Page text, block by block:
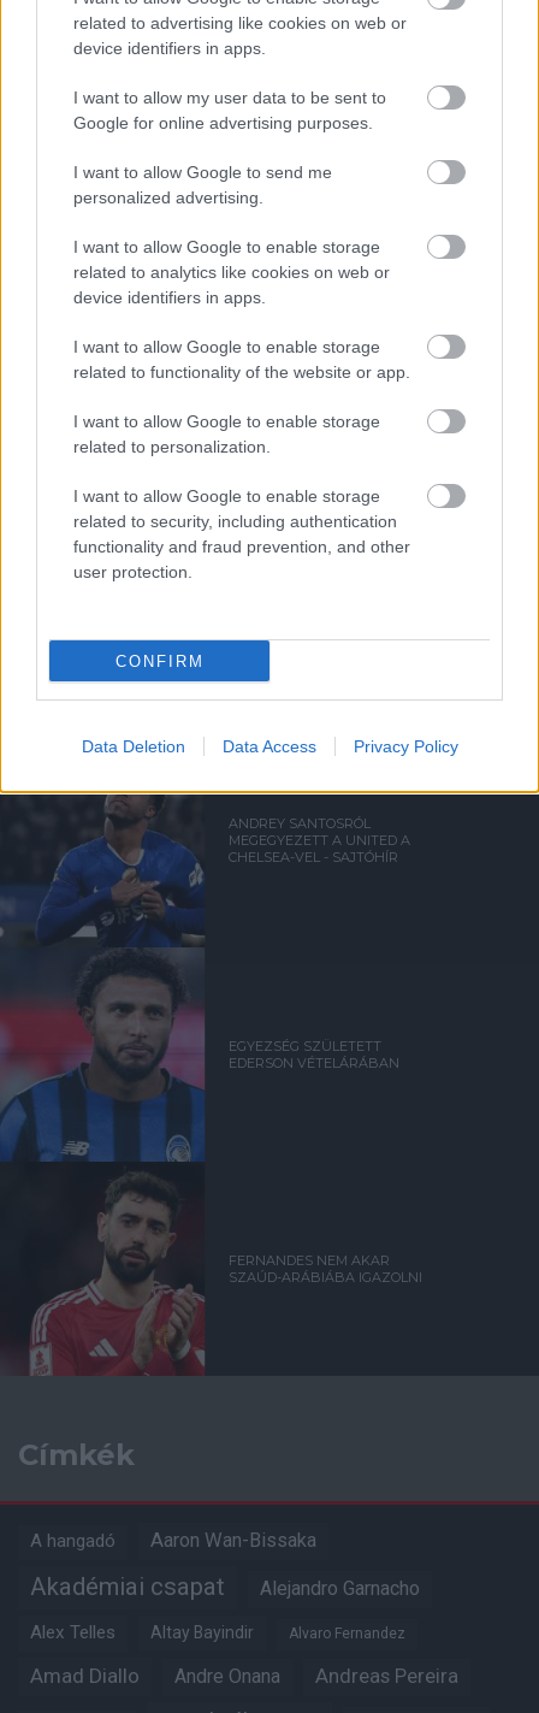
related to advertising like cookies on web or
device identifiers in apps.
I want to allow my user data to be sent to
Google for online advertising purposes.
I want to allow Google to send me
personalized advertising.
I want to allow Google to enable storage
related to analytics like cookies on web or
device identifiers in apps.
I want to allow Google to enable storage
related to functionality of the website or app.
I want to allow Google to enable storage
related to personalization.
I want to allow Google to enable storage
related to security, including authentication
functionality and fraud prevention, and other
user protection.
CONFIRM
Data Deletion Data Access Privacy Policy
ELŐZŐ MÉRKŐZÉSEK
Támogatás
Támogasd adományoddal
Kapcsolódó hírek
PLETYKÁK, ÁTIGAZOLÁSOK
UNITED TIELEMANSRÓL
ANDREY SANTOSRÓL
MEGEGYEZETT A UNITED A
CHELSEA-VEL - SAJTÓHÍR
EGYEZSÉG SZÜLETETT
EDERSON VÉTELÁRÁBAN
FERNANDES NEM AKAR
SZAÚD-ARÁBIÁBA IGAZOLNI
Címkék
A hangadó Aaron Wan-Bissaka
Akadémiai csapat Alejandro Garnacho
Alex Telles Altay Bayindir Alvaro Fernandez
Amad Diallo Andre Onana Andreas Pereira